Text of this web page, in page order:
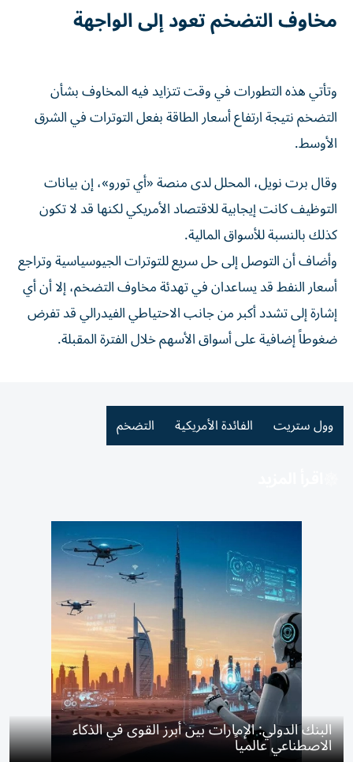
مخاوف التضخم تعود إلى الواجهة
وتأتي هذه التطورات في وقت تتزايد فيه المخاوف بشأن
التضخم نتيجة ارتفاع أسعار الطاقة بفعل التوترات في الشرق
الأوسط.
وقال برت نويل، المحلل لدى منصة «أي تورو»، إن بيانات
التوظيف كانت إيجابية للاقتصاد الأمريكي لكنها قد لا تكون
كذلك بالنسبة للأسواق المالية.
وأضاف أن التوصل إلى حل سريع للتوترات الجيوسياسية وتراجع
أسعار النفط قد يساعدان في تهدئة مخاوف التضخم، إلا أن أي
إشارة إلى تشدد أكبر من جانب الاحتياطي الفيدرالي قد تفرض
ضغوطاً إضافية على أسواق الأسهم خلال الفترة المقبلة.
وول ستريت الفائدة الأمريكية التضخم
البنك الدولي: الإمارات بين أبرز القوى في الذكاء
الاصطناعي عالمياً